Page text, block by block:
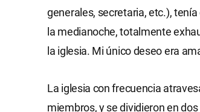
generales, secretaria, etc.),
la medianoche, totalmente
la iglesia. Mi único deseo era
La iglesia con frecuencia
miembros, y se dividieron en